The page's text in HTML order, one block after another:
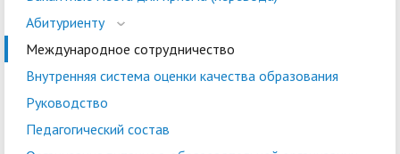
Абитуриенту
Международное сотрудничество
Внутренняя система оценки качества образования
Руководство
Педагогический состав